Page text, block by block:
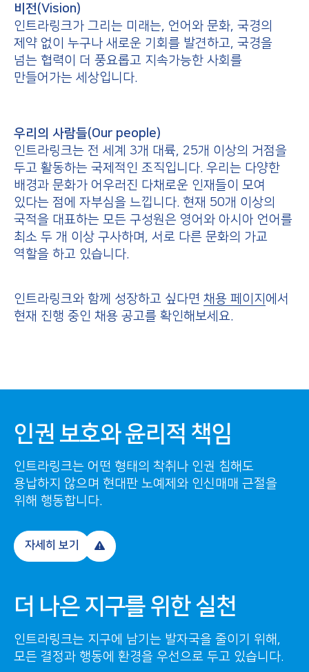
비전(Vision)
인트라링크가 그리는 미래는, 언어와 문화, 국경의
제약 없이 누구나 새로운 기회를 발견하고, 국경을
넘는 협력이 더 풍요롭고 지속가능한 사회를
만들어가는 세상입니다.
우리의 사람들(Our people)
인트라링크는 전 세계 3개 대륙, 25개 이상의 거점을
두고 활동하는 국제적인 조직입니다. 우리는 다양한
배경과 문화가 어우러진 다채로운 인재들이 모여
있다는 점에 자부심을 느낍니다. 현재 50개 이상의
국적을 대표하는 모든 구성원은 영어와 아시아 언어를
최소 두 개 이상 구사하며, 서로 다른 문화의 가교
역할을 하고 있습니다.
인트라링크와 함께 성장하고 싶다면 채용 페이지 에서
현재 진행 중인 채용 공고를 확인해보세요.
인권 보호와 윤리적 책임
인트라링크는 어떤 형태의 착취나 인권 침해도
용납하지 않으며 현대판 노예제와 인신매매 근절을
위해 행동합니다.
자세히 보기
더 나은 지구를 위한 실천
인트라링크는 지구에 남기는 발자국을 줄이기 위해,
모든 결정과 행동에 환경을 우선으로 두고 있습니다.